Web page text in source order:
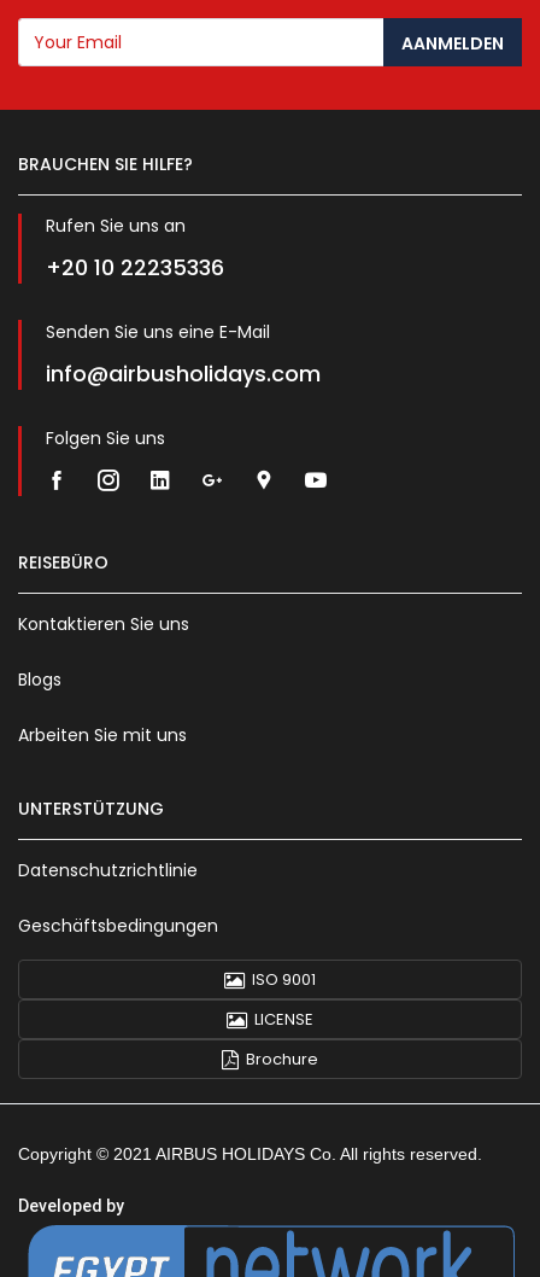
AANMELDEN
BRAUCHEN SIE HILFE?
Rufen Sie uns an
+20 10 22235336
Senden Sie uns eine E-Mail
info@airbusholidays.com
Folgen Sie uns
REISEBÜRO
Kontaktieren Sie uns
Blogs
Arbeiten Sie mit uns
UNTERSTÜTZUNG
Datenschutzrichtlinie
Geschäftsbedingungen
ISO 9001
LICENSE
Brochure
Copyright © 2021 AIRBUS HOLIDAYS Co. All rights reserved.
Developed by